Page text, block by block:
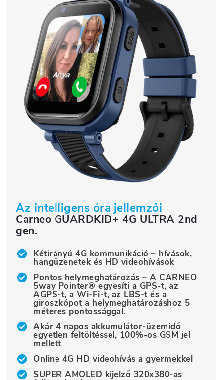
Az intelligens óra jellemzői
Carneo GUARDKID+ 4G ULTRA 2nd
gen.
Kétirányú 4G kommunikáció – hívások,
hangüzenetek és HD videohívások
Pontos helymeghatározás – A CARNEO
5way Pointer® egyesíti a GPS-t, az
AGPS-t, a Wi-Fi-t, az LBS-t és a
giroszkópot a helymeghatározáshoz 5
méteres pontossággal.
Akár 4 napos akkumulátor-üzemidő
egyetlen feltöltéssel, 100%-os GSM jel
mellett
Online 4G HD videohívás a gyermekkel
SUPER AMOLED kijelző 320x380-as